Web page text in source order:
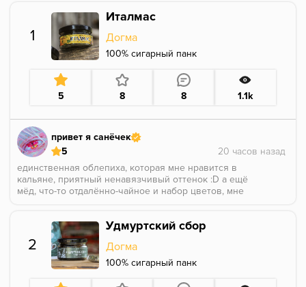
1
Италмас
Догма
100% сигарный панк
5 8 8 1.1k
привет я санёчек
5
единственная облепиха, которая мне нравится в
кальяне, приятный ненавязчивый оттенок :D а ещё
мёд, что-то отдалённо-чайное и набор цветов, мне
гармонично и спокойно, буду брать на постоянку
2
Удмуртский сбор
Догма
100% сигарный панк